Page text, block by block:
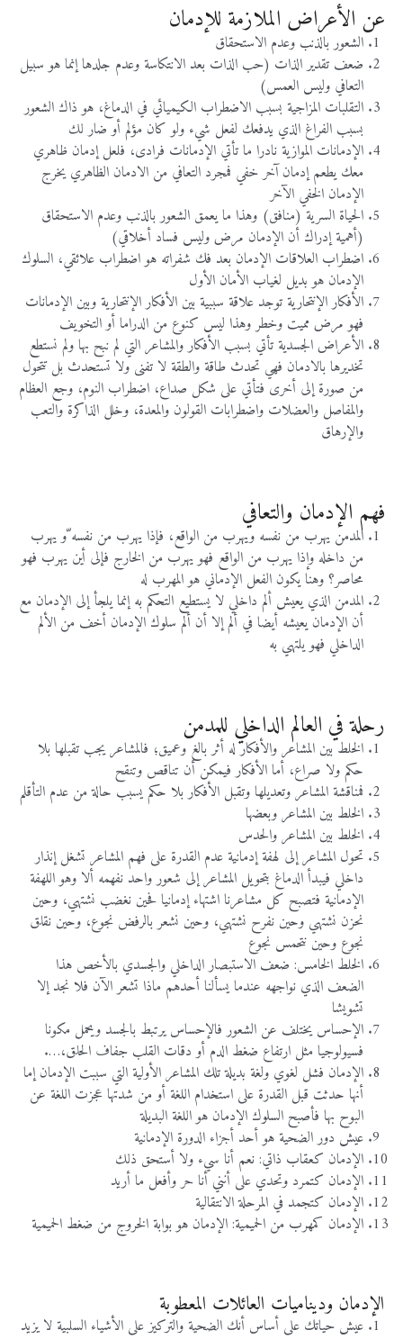
عن الأعراض الملازمة للإدمان
الشعور بالذنب وعدم الاستحقاق
ضعف تقدير الذات (حب الذات بعد الانتكاسة وعدم جلدها إنما هو سبيل
التعافي وليس العمس)
التقلبات المزاجية بسبب الاضطراب الكيميائي في الدماغ، هو ذاك الشعور
بسبب الفراغ الذي يدفعك لفعل شيء ولو كان مؤلم أو ضار لك
الإدمانات الموازية نادرا ما تأتي الإدمانات فرادى، فلعل إدمان ظاهري
معك يطعم إدمان آخر خفي فمجرد التعافي من الادمان الظاهري يخرج
الإدمان الخفي الآخر
الحياة السرية (منافق) وهذا ما يعمق الشعور بالذنب وعدم الاستحقاق
(أهمية إدراك أن الإدمان مرض وليس فساد أخلاقي)
اضطراب العلاقات الإدمان بعد فك شفراته هو اضطراب علائقي، السلوك
الإدمان هو بديل لغياب الأمان الأول
الأفكار الإنتحارية توجد علاقة سببية بين الأفكار الإنتحارية وبين الإدمانات
فهو مرض مميت وخطر وهذا ليس كنوع من الدراما أو التخويف
الأعراض الجسدية تأتي بسبب الأفكار والمشاعر التي لم نبح بها ولم نستطع
تخديرها بالادمان فهي تحدث طاقة والطقة لا تفنى ولا تستحدث بل تتحول
من صورة إلى أخرى فتأتي على شكل صداع، اضطراب النوم، وجع العظام
والمفاصل والعضلات واضطرابات القولون والمعدة، وخلل الذاكرة والتعب
والإرهاق
فهم الإدمان والتعافي
المدمن يهرب من نفسه ويهرب من الواقع، فإذا يهرب من نفسه ّو يهرب
من داخله وإذا يهرب من الواقع فهو يهرب من الخارج فإلى أين يهرب فهو
محاصر؟ وهنا يكون الفعل الإدماني هو المهرب له
المدمن الذي يعيش ألم داخلي لا يستطيع التحكم به إنما يلجأ إلى الإدمان مع
أن الإدمان يعيشه أيضا في ألم إلا أن ألم سلوك الإدمان أخف من الألم
الداخلي فهو يلتهي به
رحلة في العالم الداخلي للمدمن
الخلط بين المشاعر والأفكار له أثر بالغ وعميق؛ فالمشاعر يجب تقبلها بلا
حكم ولا صراع، أما الأفكار فيمكن أن تناقص وتنقح
فمناقشة المشاعر وتعديلها وتقبل الأفكار بلا حكم يسبب حالة من عدم التأقلم
الخلط بين المشاعر وبعضها
الخلط بين المشاعر والحدس
تحول المشاعر إلى لهفة إدمانية عدم القدرة على فهم المشاعر تشغل إنذار
داخلي فيبدأ الدماغ بتحويل المشاعر إلى شعور واحد نفهمه ألا وهو اللهفة
الإدمانية فتصبح كل مشاعرنا اشتهاء إدمانيا فحين نغضب نشتهي، وحين
نحزن نشتهي وحين نفرح نشتهي، وحين نشعر بالرفض نجوع، وحين نقلق
نجوع وحين نتحمس نجوع
الخلط الخامس: ضعف الاستبصار الداخلي والجسدي بالأخص هذا
الضعف الذي نواجهه عندما يسألنا أحدهم ماذا تشعر الآن فلا نجد إلا
تشويشا
الإحساس يختلف عن الشعور فالإحساس يرتبط بالجسد ويحمل مكونا
فسيولوجيا مثل ارتفاع ضغط الدم أو دقات القلب جفاف الحلق،….
الإدمان فشل لغوي ولغة بديلة تلك المشاعر الأولية التي سببت الإدمان إما
أنها حدثت قبل القدرة على استخدام اللغة أو من شدتها عجزت اللغة عن
البوح بها فأصبح السلوك الإدمان هو اللغة البديلة
عيش دور الضحية هو أحد أجزاء الدورة الإدمانية
الإدمان كعقاب ذاتي: نعم أنا سيء ولا أستحق ذلك
الإدمان كتمرد وتحدي على أنني أنا حر وأفعل ما أريد
الإدمان كتجمد في المرحلة الانتقالية
الإدمان كمهرب من الحميمية: الإدمان هو بوابة الخروج من ضغط الحميمية
الإدمان وديناميات العائلات المعطوبة
عيش حياتك على أساس أنك الضحية والتركيز على الأشياء السلبية لا يزيد